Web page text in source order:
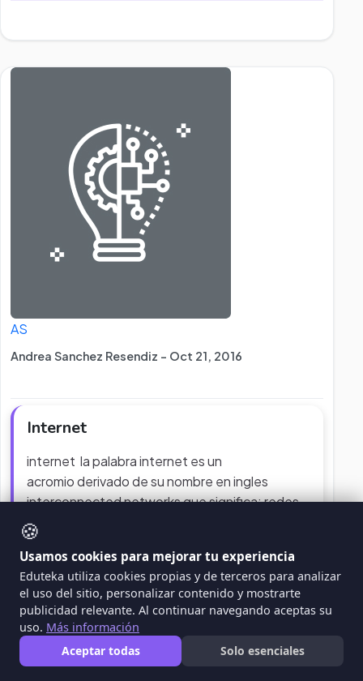
AS
Andrea Sanchez Resendiz - Oct 21, 2016
Internet
internet la palabra internet es un
acromio derivado de su nombre en ingles
interconnected networks que significa: redes
interconectadas. su funcionamiento parte de
que una computadora se conecte con otra y
otra, hasta que tengan una red informática que
genera y recibe datos; una vez establecida esa
red, se conecta con otra red compuesta por...
TECNOLOGÍA E INFORMÁTICA
🍪
Usamos cookies para mejorar tu experiencia
Eduteka utiliza cookies propias y de terceros para analizar
el uso del sitio, personalizar contenido y mostrarte
publicidad relevante. Al continuar navegando aceptas su
uso. Más información
Aceptar todas
Solo esenciales